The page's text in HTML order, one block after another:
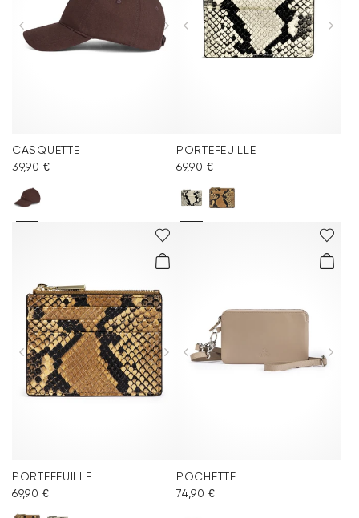
CASQUETTE
39,90 €
PORTEFEUILLE
69,90 €
PORTEFEUILLE
69,90 €
POCHETTE
74,90 €